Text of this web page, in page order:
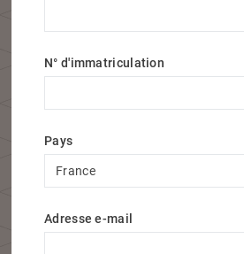
N° d'immatriculation
Pays
France
Pays
Adresse e-mail